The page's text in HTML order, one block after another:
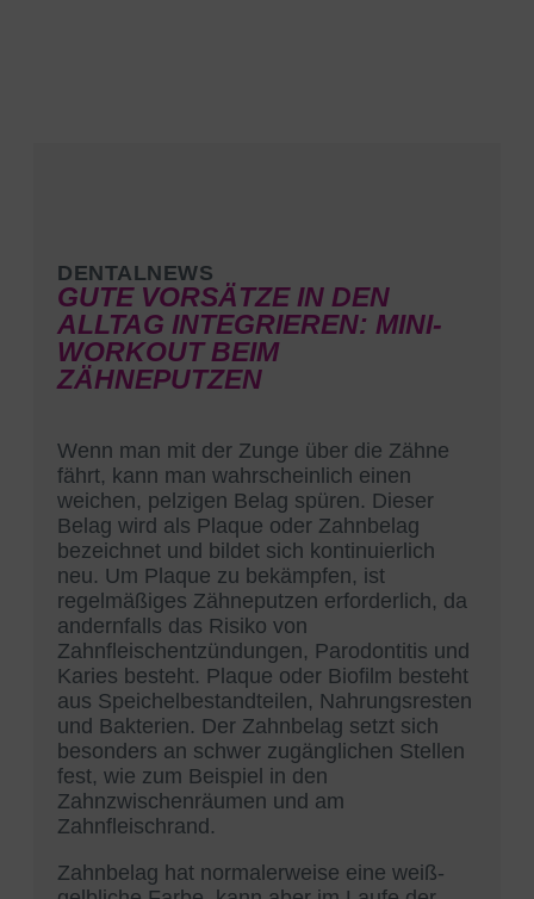
DENTALNEWS
GUTE VORSÄTZE IN DEN
ALLTAG INTEGRIEREN: MINI-
WORKOUT BEIM
ZÄHNEPUTZEN
Wenn man mit der Zunge über die Zähne
fährt, kann man wahrscheinlich einen
weichen, pelzigen Belag spüren. Dieser
Belag wird als Plaque oder Zahnbelag
bezeichnet und bildet sich kontinuierlich
neu. Um Plaque zu bekämpfen, ist
regelmäßiges Zähneputzen erforderlich, da
andernfalls das Risiko von
Zahnfleischentzündungen, Parodontitis und
Karies besteht. Plaque oder Biofilm besteht
aus Speichelbestandteilen, Nahrungsresten
und Bakterien. Der Zahnbelag setzt sich
besonders an schwer zugänglichen Stellen
fest, wie zum Beispiel in den
Zahnzwischenräumen und am
Zahnfleischrand.
Zahnbelag hat normalerweise eine weiß-